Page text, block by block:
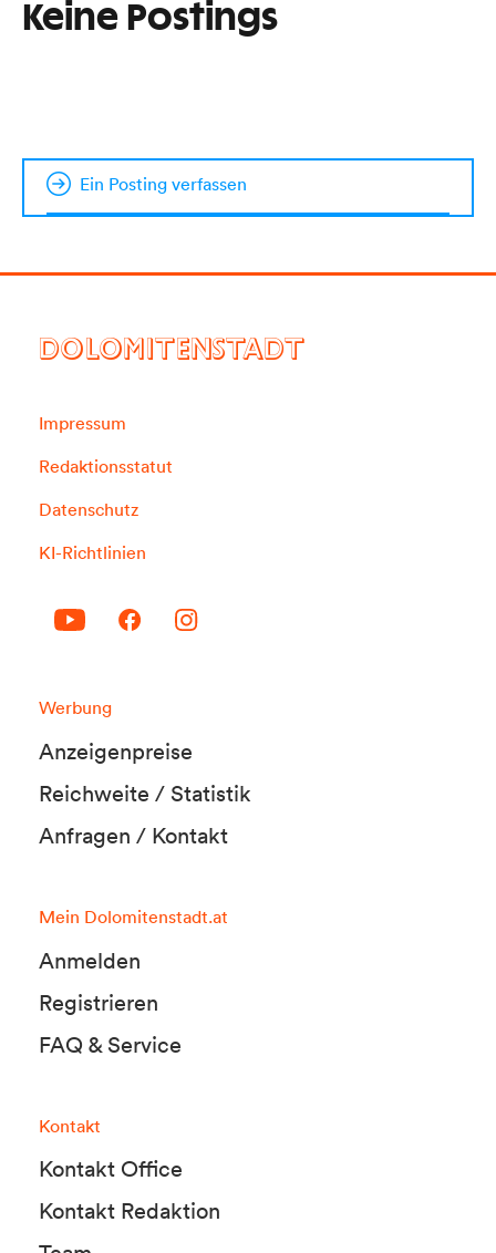
Keine Postings
Ein Posting verfassen
DOLOMITENSTADT
Impressum
Redaktionsstatut
Datenschutz
KI-Richtlinien
Werbung
Anzeigenpreise
Reichweite / Statistik
Anfragen / Kontakt
Mein Dolomitenstadt.at
Anmelden
Registrieren
FAQ & Service
Kontakt
Kontakt Office
Kontakt Redaktion